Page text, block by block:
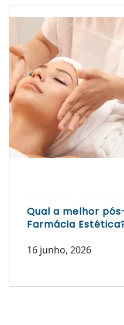
Qual a melhor
Farmácia
16 junho, 2026